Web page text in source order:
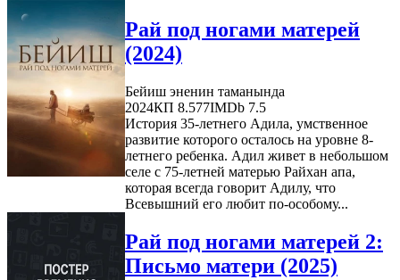
Рай под ногами матерей
(2024)
Бейиш эненин таманында
2024КП 8.577IMDb 7.5
История 35-летнего Адила, умственное
развитие которого осталось на уровне 8-
летнего ребенка. Адил живет в небольшом
селе с 75-летней матерью Райхан апа,
которая всегда говорит Адилу, что
Всевышний его любит по-особому...
Рай под ногами матерей 2:
Письмо матери (2025)